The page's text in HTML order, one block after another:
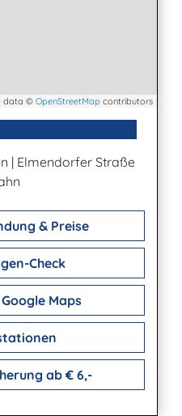
data © OpenStreetMap contributors
| Elmendorfer Straße
& Preise
Check
Maps
ab € 6,-